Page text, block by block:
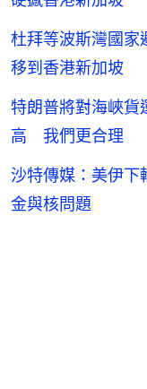
杜拜等波斯灣國
移到香港新加坡
特朗普將對海峽
高 我們更合理
沙特傳媒：美伊
金與核問題